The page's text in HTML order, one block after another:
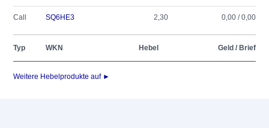
Call SQ6HE3 2,30 0,00 / 0,00
Typ WKN Hebel Geld / Brief
Weitere Hebelprodukte auf ►